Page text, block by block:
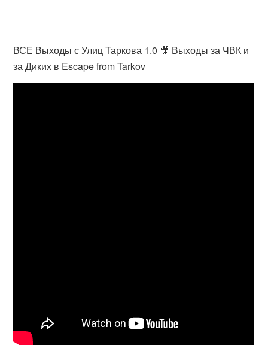
ВСЕ Выходы с Улиц Таркова 1.0 🎥 Выходы за ЧВК и
за Диких в Escape from Tarkov